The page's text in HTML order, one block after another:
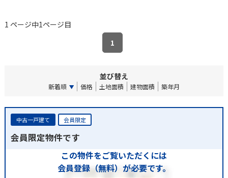
1 ページ中1ページ目
1
並び替え
新着順 価格 土地面積 建物面積 築年月
中古一戸建て 会員限定
会員限定物件です
この物件をご覧いただくには
会員登録（無料）が必要です。